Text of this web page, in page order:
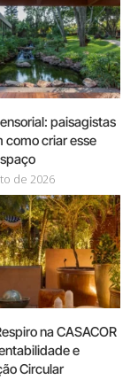
paisagistas
como criar esse
de 2026
na CASACOR
e
Circular